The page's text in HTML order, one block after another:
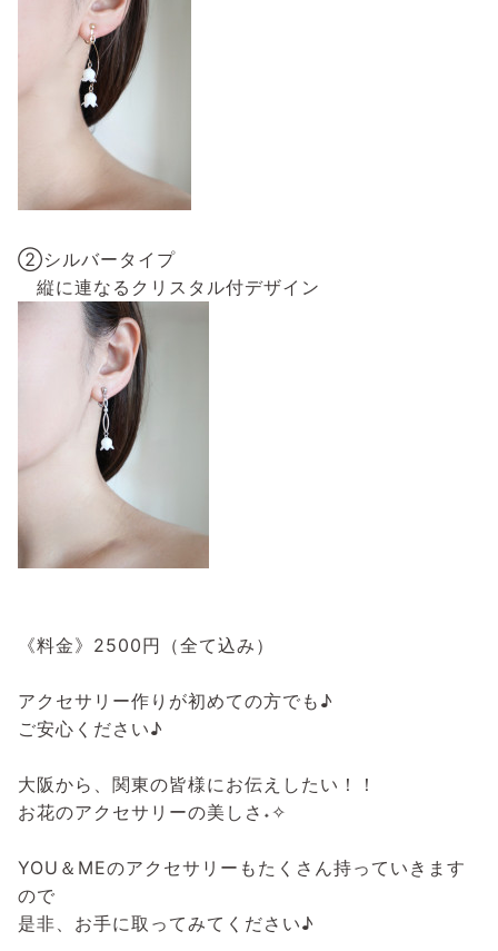
②シルバータイプ⁡
縦に連なるクリスタル付デザイン⁡
《料金》2500円（全て込み）⁡
アクセサリー作りが初めての方でも♪
ご安心ください♪
大阪から、関東の皆様にお伝えしたい！！
お花のアクセサリーの美しさ˖✧
YOU＆MEのアクセサリーもたくさん持っていきます
ので
是非、お手に取ってみてください♪